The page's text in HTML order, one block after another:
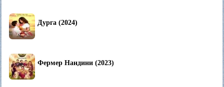
Дурга (2024)
Фермер Нандини (2023)